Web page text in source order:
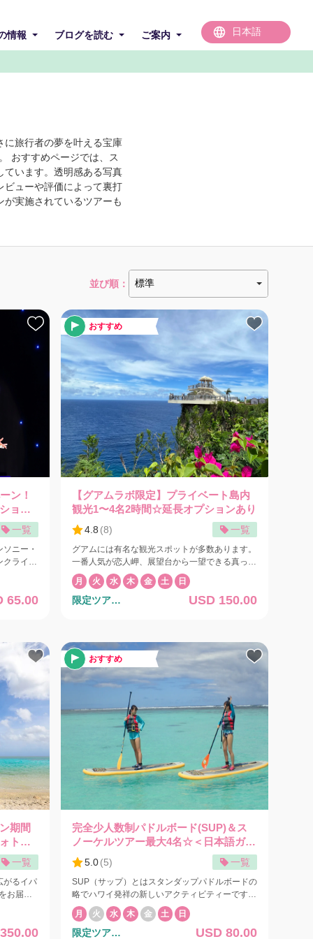
情報 ブログを読む ご案内
に旅行者の夢を叶える宝庫
おすすめページでは、ス
ています。透明感ある写真
ビューや評価によって裏打
実施されているツアーも
並び順：
ン！
ョー
一覧
ニー・
クライス
ソニー
アター
にはお子
でご注意
ェレスト
ように
アのシ
65.00
おすすめ
【グアムラボ限定】プライベート島内
観光1〜4名2時間☆延長オプションあり
4.8 (8) 一覧
グアムには有名な観光スポットが多数あります。
一番人気が恋人岬、展望台から一望できる真っ青
に広がる美しい海と澄んだ空を眺めて、ロマンチ
ックなひとときを過ごせます。 タモン地区から
南へ行くと、グアムの官庁街のハガニア地区があ
触れることができます。 さらに南へ進むと、フ
ィッシュアイ海中展望塔、アガットマリーナ、メ
リッソ村やイナラハン村では牧歌的な自然の風景
や素朴な暮らしを垣間見ることができます。アガ
ット以南の南部観光を含む場合は4時間コースに
なります。 目的地によっては2時間コースにオプ
ションで時間を追加していただくことになりま
す。まずは2時間でお申し込みいただき、ご要望
欄に行きたい場所があればご記入ください。ご相
談の上、所要時間を設定させていただきます。
主催： Victor Taxi / Lester Taxi
月 火 水 木 金 土 日
限定ツア
USD 150.00
期間
トプ
一覧
がるイパ
お届け
ど、
。 ロマ
ンで追加
おすすめ
完全少人数制パドルボード(SUP)＆ス
ノーケルツアー最大4名☆＜日本語ガイ
ド貸切プラン＞【ISA】
5.0 (5) 一覧
SUP（サップ）とはスタンダップパドルボードの
略でハワイ発祥の新しいアクティビティーです。
浮力のあるボードの上で立ちパドルで漕いでクル
ージングを致します。 子供かシニアまで楽しめ
るマリンスポーツとして人気急上昇中！最近では
月 火 水 木 金 土 日
限定ツア
USD 80.00